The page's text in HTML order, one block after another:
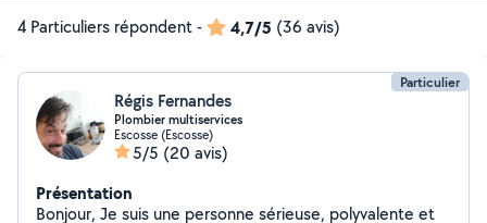
4 Particuliers répondent- 4,7/5 (36 avis)
Particulier
Régis Fernandes
Plombier multiservices
Escosse (Escosse)
5/5 (20 avis)
Présentation
Bonjour, Je suis une personne sérieuse, polyvalente et